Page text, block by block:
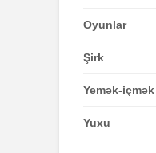
Oyunlar
Şirk
Yemək-içmək
Yuxu